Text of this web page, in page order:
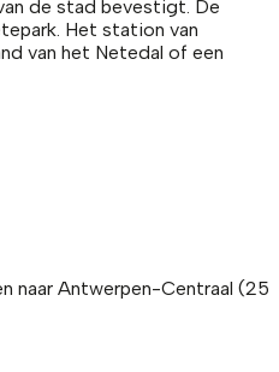
de stad bevestigt. De
Het station van
van het Netedal of een
naar Antwerpen-Centraal (25